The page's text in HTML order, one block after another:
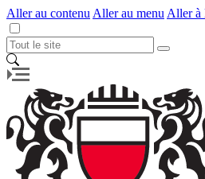
Aller au contenu Aller au menu Aller à